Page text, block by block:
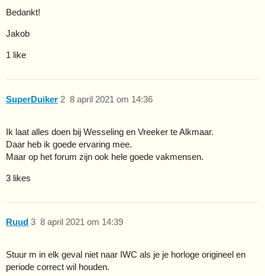
Bedankt!
Jakob
1 like
SuperDuiker 8 april 2021 om 14:36
2
Ik laat alles doen bij Wesseling en Vreeker te Alkmaar.
Daar heb ik goede ervaring mee.
Maar op het forum zijn ook hele goede vakmensen.
3 likes
Ruud 8 april 2021 om 14:39
3
Stuur m in elk geval niet naar IWC als je je horloge origineel en
periode correct wil houden.